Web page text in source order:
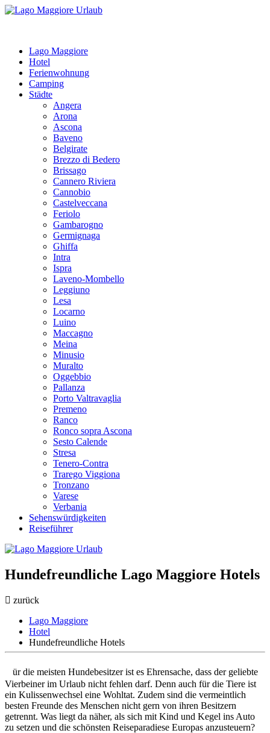
Lago Maggiore
Hotel
Ferienwohnung
Camping
Städte
Angera
Arona
Ascona
Baveno
Belgirate
Brezzo di Bedero
Brissago
Cannero Riviera
Cannobio
Castelveccana
Feriolo
Gambarogno
Germignaga
Ghiffa
Intra
Ispra
Laveno-Mombello
Leggiuno
Lesa
Locarno
Luino
Maccagno
Meina
Minusio
Muralto
Oggebbio
Pallanza
Porto Valtravaglia
Premeno
Ranco
Ronco sopra Ascona
Sesto Calende
Stresa
Tenero-Contra
Trarego Viggiona
Tronzano
Varese
Verbania
Sehenswürdigkeiten
Reiseführer
Hundefreundliche Lago Maggiore Hotels
zurück
Lago Maggiore
Hotel
Hundefreundliche Hotels
ür die meisten Hundebesitzer ist es Ehrensache, dass der geliebte
Vierbeiner im Urlaub nicht fehlen darf. Denn auch für die Tiere ist
ein Kulissenwechsel eine Wohltat. Zudem sind die vermeintlich
besten Freunde des Menschen nicht gern von ihren Besitzern
getrennt. Was liegt da näher, als sich mit Kind und Kegel ins Auto
zu setzen und die schönsten Reiseparadiese Europas anzusteuern?